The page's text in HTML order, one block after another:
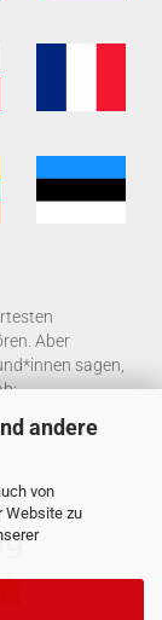
andere
von
Website zu
Aber
sagen,